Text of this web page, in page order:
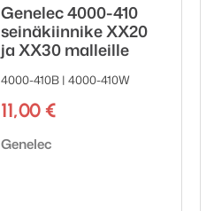
Genelec 4000-410
seinäkiinnike XX20
ja XX30 malleille
4000-410B | 4000-410W
11,00 €
Tuotemerkki:
Genelec